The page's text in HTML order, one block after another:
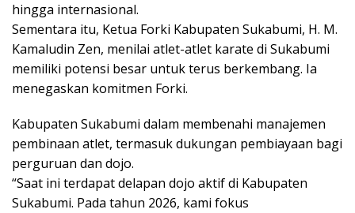
hingga internasional.
Sementara itu, Ketua Forki Kabupaten Sukabumi, H. M.
Kamaludin Zen, menilai atlet-atlet karate di Sukabumi
memiliki potensi besar untuk terus berkembang. Ia
menegaskan komitmen Forki.
Kabupaten Sukabumi dalam membenahi manajemen
pembinaan atlet, termasuk dukungan pembiayaan bagi
perguruan dan dojo.
“Saat ini terdapat delapan dojo aktif di Kabupaten
Sukabumi. Pada tahun 2026, kami fokus